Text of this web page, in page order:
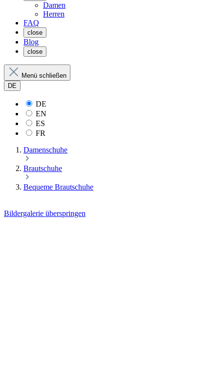
Damen
Herren
FAQ
close
Blog
close
Menü schließen
DE
DE
EN
ES
FR
Damenschuhe
Brautschuhe
Bequeme Brautschuhe
Bildergalerie überspringen